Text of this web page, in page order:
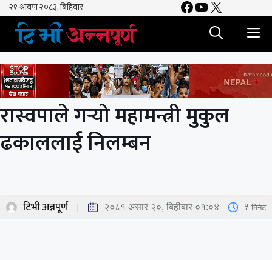
Skip
content
Facebook
YouTube
X
रास्वपाले गर्‍यो महामन्त्री मुकुल
ढकाललाई निलम्बन
टिभी अन्नपूर्ण २०८१ असार २०, बिहीबार ०१:०४ 1 मिनेट